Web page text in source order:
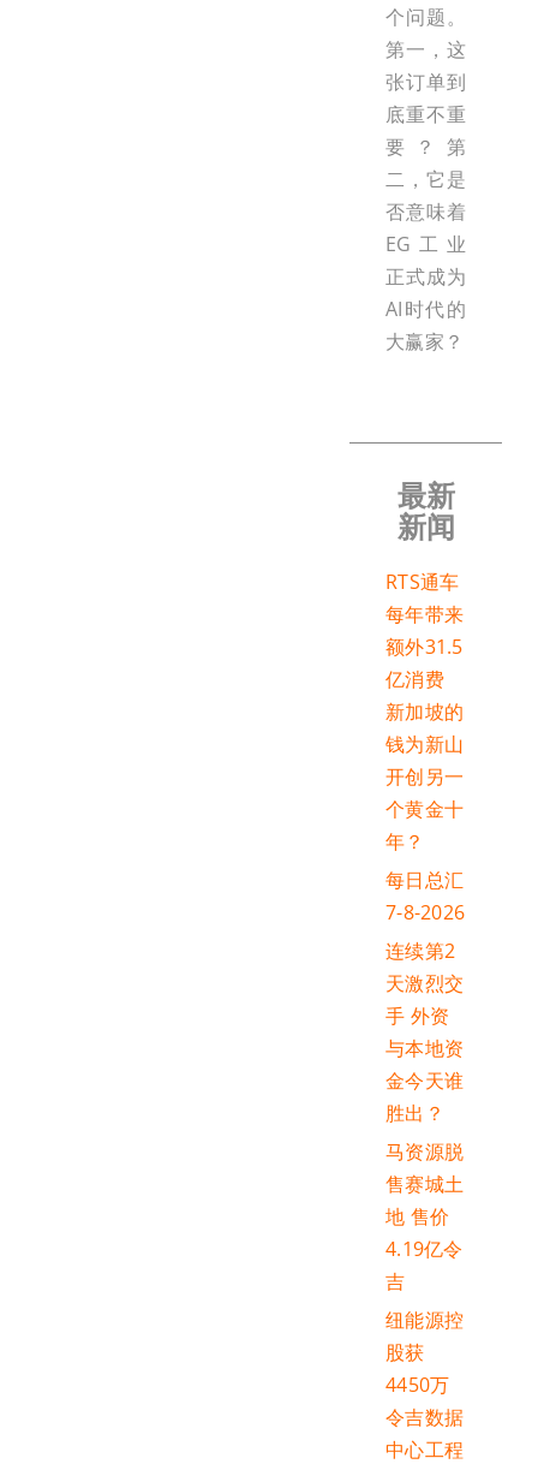
个问题。
第一，这
张订单到
底重不重
要？第
二，它是
否意味着
EG工业
正式成为
AI时代的
大赢家？
最新
新闻
RTS通车
每年带来
额外31.5
亿消费
新加坡的
钱为新山
开创另一
个黄金十
年？
每日总汇
7-8-2026
连续第2
天激烈交
手 外资
与本地资
金今天谁
胜出？
马资源脱
售赛城土
地 售价
4.19亿令
吉
纽能源控
股获
4450万
令吉数据
中心工程